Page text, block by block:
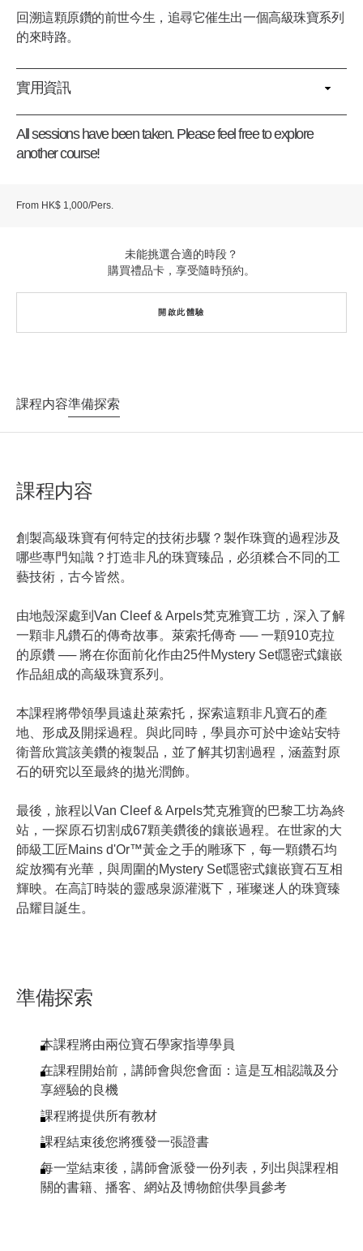
回溯這顆原鑽的前世今生，追尋它催生出一個高級珠寶系列
的來時路。
實用資訊
All sessions have been taken. Please feel free to explore
another course!
From HK$ 1,000/Pers.
未能挑選合適的時段？
購買禮品卡，享受隨時預約。
開啟此體驗
課程内容準備探索
課程内容
創製高級珠寶有何特定的技術步驟？製作珠寶的過程涉及
哪些專門知識？打造非凡的珠寶臻品，必須糅合不同的工
藝技術，古今皆然。
由地殼深處到Van Cleef & Arpels梵克雅寶工坊，深入了解
一顆非凡鑽石的傳奇故事。萊索托傳奇 ── 一顆910克拉
的原鑽 ── 將在你面前化作由25件Mystery Set隱密式鑲嵌
作品組成的高級珠寶系列。
本課程將帶領學員遠赴萊索托，探索這顆非凡寶石的產
地、形成及開採過程。與此同時，學員亦可於中途站安特
衛普欣賞該美鑽的複製品，並了解其切割過程，涵蓋對原
石的研究以至最終的拋光潤飾。
最後，旅程以Van Cleef & Arpels梵克雅寶的巴黎工坊為終
站，一探原石切割成67顆美鑽後的鑲嵌過程。在世家的大
師級工匠Mains d'Or™黃金之手的雕琢下，每一顆鑽石均
綻放獨有光華，與周圍的Mystery Set隱密式鑲嵌寶石互相
輝映。在高訂時裝的靈感泉源灌溉下，璀璨迷人的珠寶臻
品耀目誕生。
準備探索
本課程將由兩位寶石學家指導學員
在課程開始前，講師會與您會面：這是互相認識及分
享經驗的良機
課程將提供所有教材
課程結束後您將獲發一張證書
每一堂結束後，講師會派發一份列表，列出與課程相
關的書籍、播客、網站及博物館供學員參考